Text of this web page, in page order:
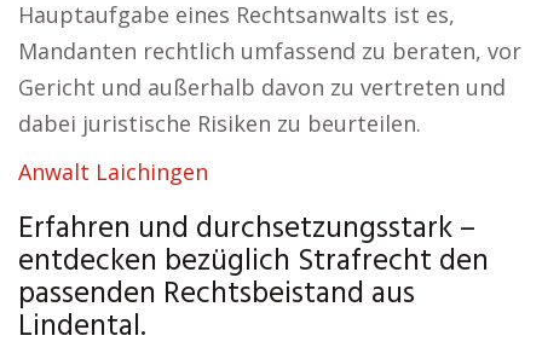
Hauptaufgabe eines Rechtsanwalts ist es,
Mandanten rechtlich umfassend zu beraten, vor
Gericht und außerhalb davon zu vertreten und
dabei juristische Risiken zu beurteilen.
Anwalt Laichingen
Erfahren und durchsetzungsstark –
entdecken bezüglich Strafrecht den
passenden Rechtsbeistand aus
Lindental.